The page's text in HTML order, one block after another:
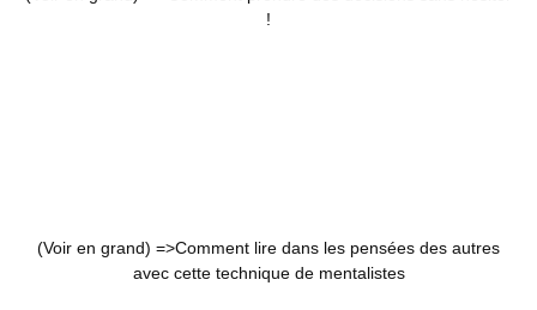
!
(Voir en grand) =>Comment lire dans les pensées des autres
avec cette technique de mentalistes